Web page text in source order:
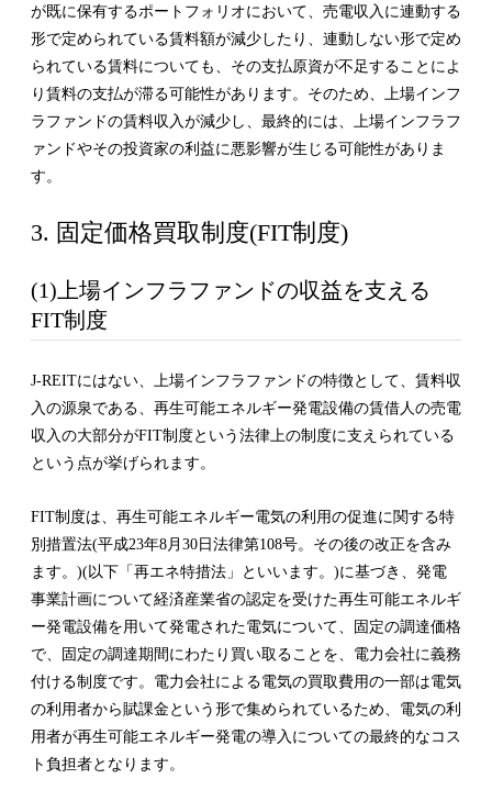
が既に保有するポートフォリオにおいて、売電収入に連動する
形で定められている賃料額が減少したり、連動しない形で定め
られている賃料についても、その支払原資が不足することによ
り賃料の支払が滞る可能性があります。そのため、上場インフ
ラファンドの賃料収入が減少し、最終的には、上場インフラフ
ァンドやその投資家の利益に悪影響が生じる可能性がありま
す。
3. 固定価格買取制度(FIT制度)
(1)上場インフラファンドの収益を支える
FIT制度
J-REITにはない、上場インフラファンドの特徴として、賃料収
入の源泉である、再生可能エネルギー発電設備の賃借人の売電
収入の大部分がFIT制度という法律上の制度に支えられている
という点が挙げられます。
FIT制度は、再生可能エネルギー電気の利用の促進に関する特
別措置法(平成23年8月30日法律第108号。その後の改正を含み
ます。)(以下「再エネ特措法」といいます。)に基づき、発電
事業計画について経済産業省の認定を受けた再生可能エネルギ
ー発電設備を用いて発電された電気について、固定の調達価格
で、固定の調達期間にわたり買い取ることを、電力会社に義務
付ける制度です。電力会社による電気の買取費用の一部は電気
の利用者から賦課金という形で集められているため、電気の利
用者が再生可能エネルギー発電の導入についての最終的なコス
ト負担者となります。